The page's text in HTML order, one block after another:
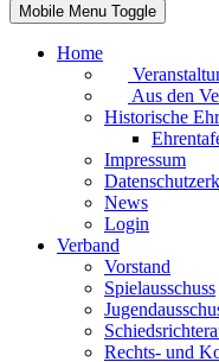
Mobile Menu Toggle
Home
Aus den
Historische
Impressum
News
Login
Verband
Vorstand
Spielausschuss
Rechts- und